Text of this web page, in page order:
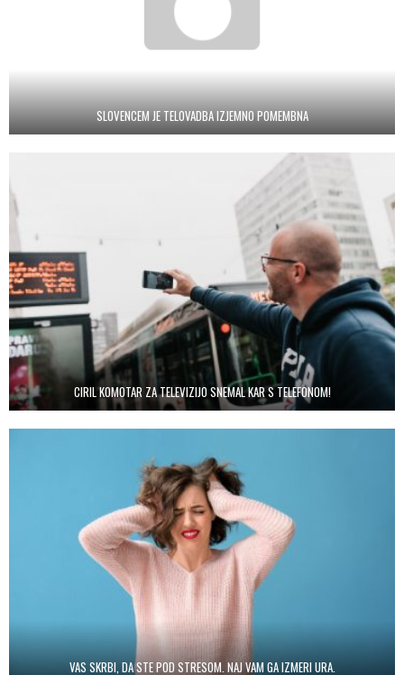
SLOVENCEM JE TELOVADBA IZJEMNO POMEMBNA
CIRIL KOMOTAR ZA TELEVIZIJO SNEMAL KAR S TELEFONOM!
VAS SKRBI, DA STE POD STRESOM. NAJ VAM GA IZMERI URA.